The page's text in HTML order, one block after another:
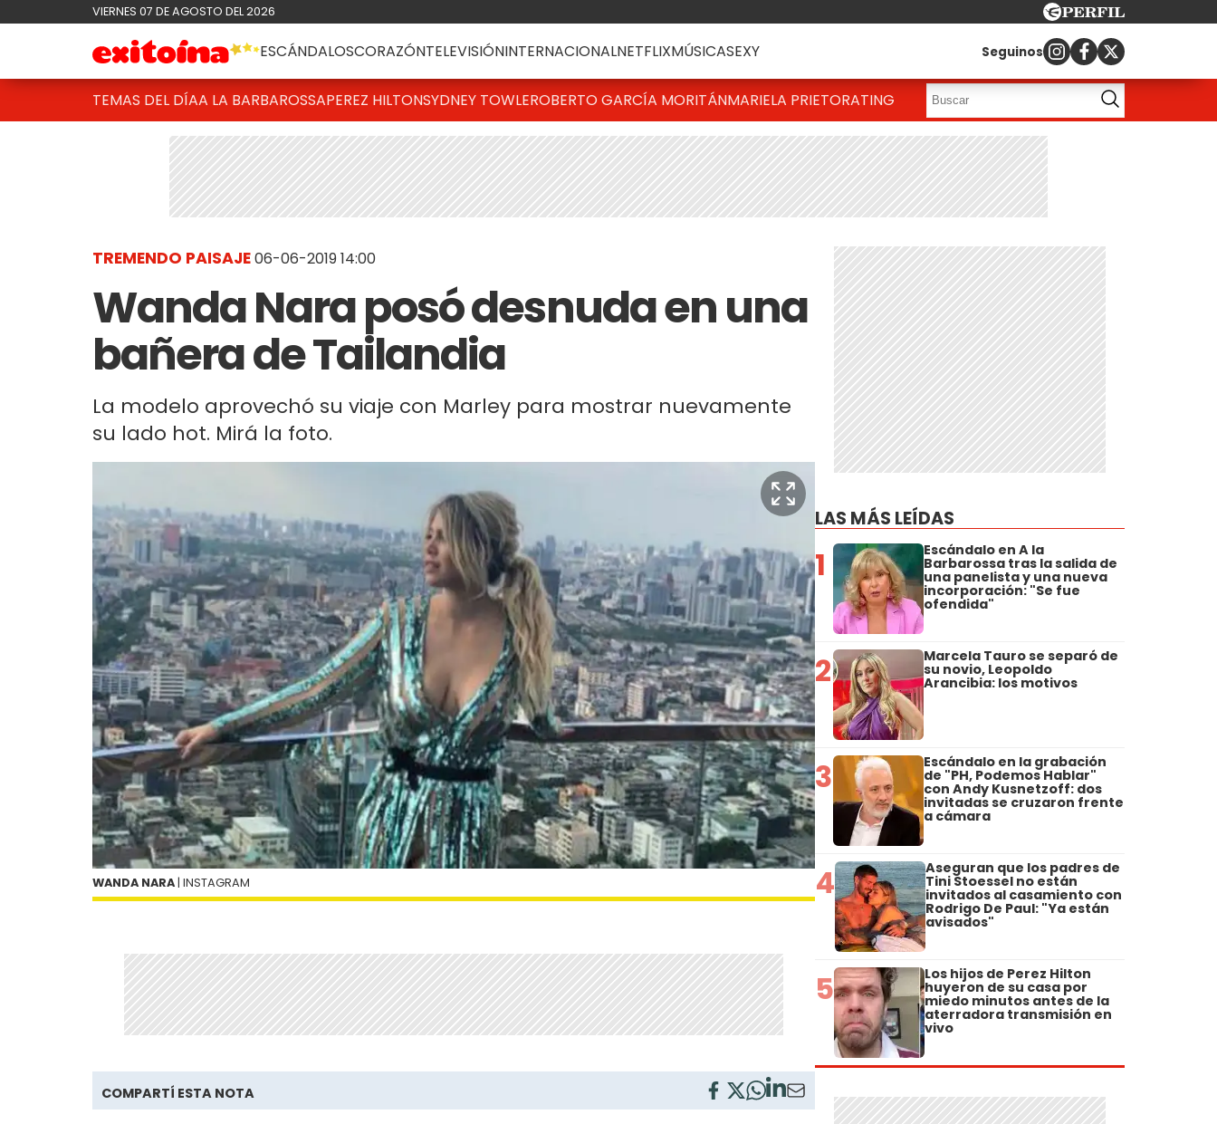
VIERNES 07 DE AGOSTO DEL 2026
ESCÁNDALOSCORAZÓNTELEVISIÓNINTERNACIONALNETFLIXMÚSICASEXY Seguinos
TEMAS DEL DÍAA LA BARBAROSSAPEREZ HILTONSYDNEY TOWLEROBERTO GARCÍA MORITÁNMARIELA PRIETORATING
TREMENDO PAISAJE06-06-2019 14:00
Wanda Nara posó desnuda en una
bañera de Tailandia
La modelo aprovechó su viaje con Marley para mostrar nuevamente
su lado hot. Mirá la foto.
WANDA NARA | INSTAGRAM
COMPARTÍ ESTA NOTA
LAS MÁS LEÍDAS
1 Escándalo en A la
Barbarossa tras la salida de
una panelista y una nueva
incorporación: "Se fue
ofendida"
2 Marcela Tauro se separó de
su novio, Leopoldo
Arancibia: los motivos
3 Escándalo en la grabación
de "PH, Podemos Hablar"
con Andy Kusnetzoff: dos
invitadas se cruzaron frente
a cámara
4 Aseguran que los padres de
Tini Stoessel no están
invitados al casamiento con
Rodrigo De Paul: "Ya están
avisados"
5 Los hijos de Perez Hilton
huyeron de su casa por
miedo minutos antes de la
aterradora transmisión en
vivo